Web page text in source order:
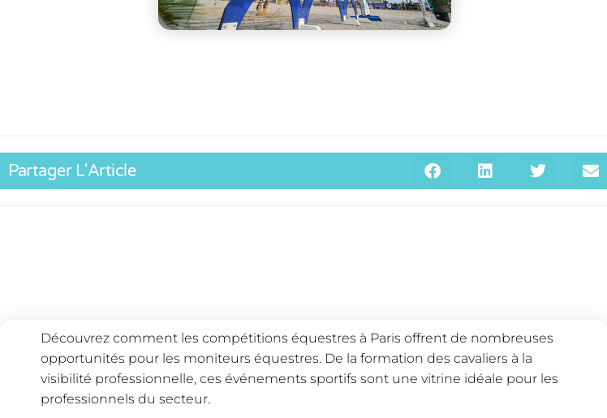
Partager L'Article
Découvrez comment les compétitions équestres à Paris offrent de nombreuses
opportunités pour les moniteurs équestres. De la formation des cavaliers à la
visibilité professionnelle, ces événements sportifs sont une vitrine idéale pour les
professionnels du secteur.